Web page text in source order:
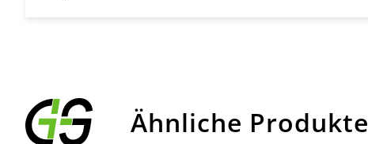
Ähnliche Produkte